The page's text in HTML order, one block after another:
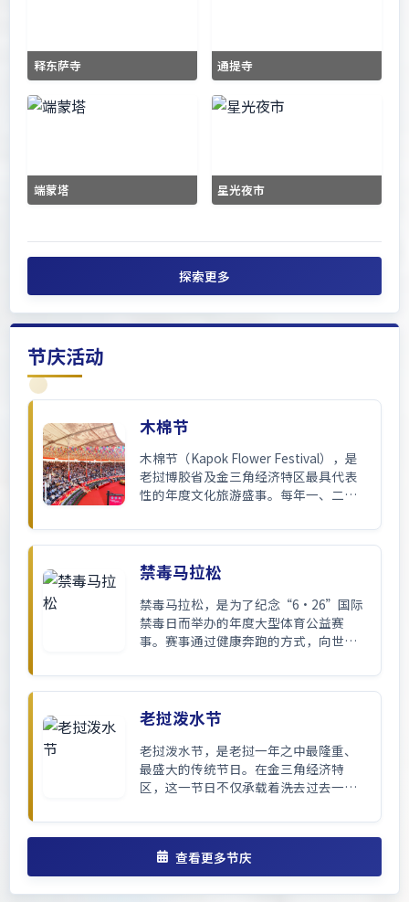
释东萨寺 通提寺
端蒙塔 星光夜市
探索更多
节庆活动
木棉节
木棉节（Kapok Flower Festival），是
老挝博胶省及金三角经济特区最具代表
性的年度文化旅游盛事。每年一、二月
枝头，木棉节也随之拉开帷幕。
禁毒马拉松
禁毒马拉松，是为了纪念“6·26”国际
禁毒日而举办的年度大型体育公益赛
事。赛事通过健康奔跑的方式，向世界
发展”的坚定决心，是特区转型发展的
重要文化名片。
老挝泼水节
老挝泼水节，是老挝一年之中最隆重、
最盛大的传统节日。在金三角经济特
区，这一节日不仅承载着洗去过去一年
变为一场极具国际风情的跨国泼水狂欢
盛宴。
查看更多节庆